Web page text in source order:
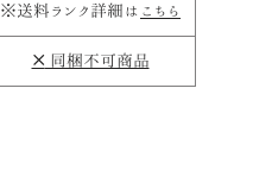
※送料ランク詳細は こちら
× 同梱不可商品